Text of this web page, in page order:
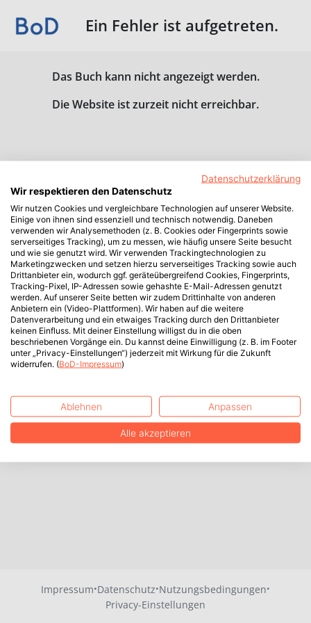
Ein Fehler ist aufgetreten.
Das Buch kann nicht angezeigt werden.
Die Website ist zurzeit nicht erreichbar.
Impressum·Datenschutz·Nutzungsbedingungen·
Privacy-Einstellungen
Datenschutzerklärung
Wir respektieren den Datenschutz
Wir nutzen Cookies und vergleichbare Technologien auf unserer Website.
Einige von ihnen sind essenziell und technisch notwendig. Daneben
verwenden wir Analysemethoden (z. B. Cookies oder Fingerprints sowie
serverseitiges Tracking), um zu messen, wie häufig unsere Seite besucht
und wie sie genutzt wird. Wir verwenden Trackingtechnologien zu
Marketingzwecken und setzen hierzu serverseitiges Tracking sowie auch
Drittanbieter ein, wodurch ggf. geräteübergreifend Cookies, Fingerprints,
Tracking-Pixel, IP-Adressen sowie gehashte E-Mail-Adressen genutzt
werden. Auf unserer Seite betten wir zudem Drittinhalte von anderen
Anbietern ein (Video-Plattformen). Wir haben auf die weitere
Datenverarbeitung und ein etwaiges Tracking durch den Drittanbieter
keinen Einfluss. Mit deiner Einstellung willigst du in die oben
beschriebenen Vorgänge ein. Du kannst deine Einwilligung (z. B. im Footer
unter „Privacy-Einstellungen“) jederzeit mit Wirkung für die Zukunft
widerrufen. (BoD-Impressum)
Ablehnen Anpassen
Alle akzeptieren